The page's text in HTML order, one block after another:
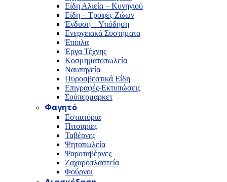
Είδη Αλιεία – Κυνηγιού
Είδη – Τροφές Ζώων
Ένδυση – Υπόδηση
Ενεργειακά Συστήματα
Έπιπλα
Έργα Τέχνης
Κοσμηματοπωλεία
Ναυπηγεία
Πυροσβεστικά Είδη
Επιγραφές-Εκτυπώσεις
Σούπερμαρκετ
Φαγητό
Εστιατόρια
Πιτσαρίες
Ταβέρνες
Ψητοπωλεία
Ψαροταβέρνες
Ζαχαροπλαστεία
Φούρνοι